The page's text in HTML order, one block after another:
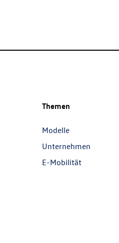
Themen
Modelle
Unternehmen
E-Mobilität